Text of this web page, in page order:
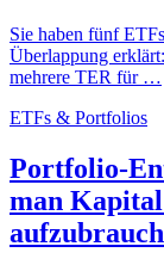
Sie haben fünf
Überlappung
mehrere TER für …
ETFs & Portfolios
Portfolio-
man Kapital